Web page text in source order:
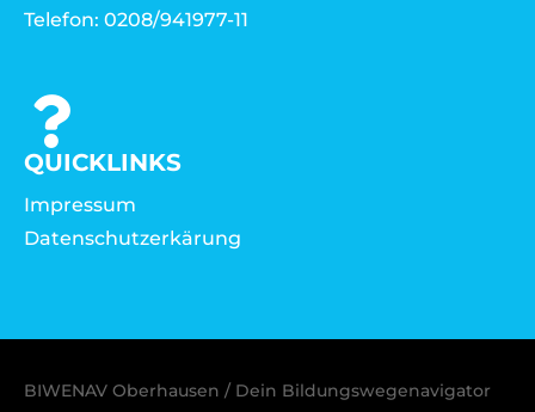
Telefon: 0208/941977-11
QUICKLINKS
Impressum
Datenschutzerkärung
BIWENAV Oberhausen / Dein Bildungswegenavigator